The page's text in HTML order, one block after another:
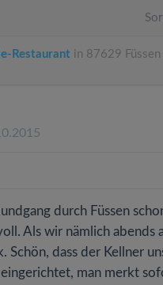
Restaurant in 87629
durch Füssen
Als wir nämlich abends
Schön, dass der Kellner
man merkt